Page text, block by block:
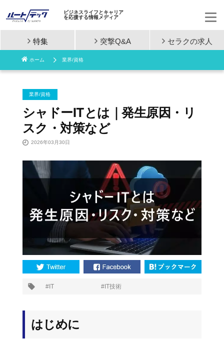
コ
ン
ビジネスライフとキャリア
を応援する情報メディア
特集 突撃Q&A セラクの求人
ホーム 業界/資格
業界/資格
シャドーITとは｜発生原因・リ
スク・対策など
2026年03月30日
IT IT技術
はじめに